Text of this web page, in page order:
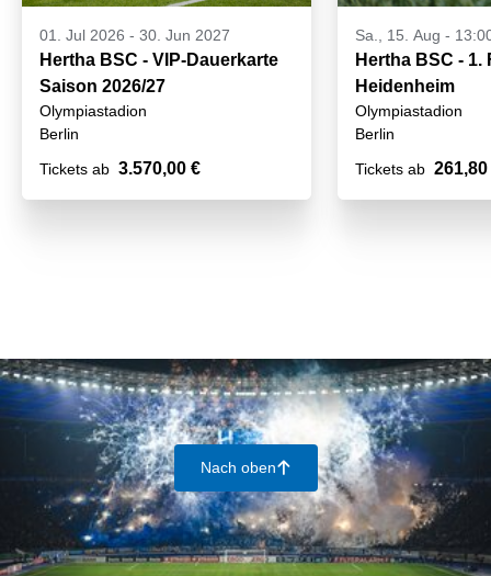
01. Jul 2026 - 30. Jun 2027
Hertha BSC - VIP-Dauerkarte
Saison 2026/27
Olympiastadion
Berlin
Tickets ab 3.570,00 €
Sa., 15. Aug -
Hertha BSC - 1.
Heidenheim
Olympiastadion
Berlin
Tickets ab 261,80
Nach oben􀄨